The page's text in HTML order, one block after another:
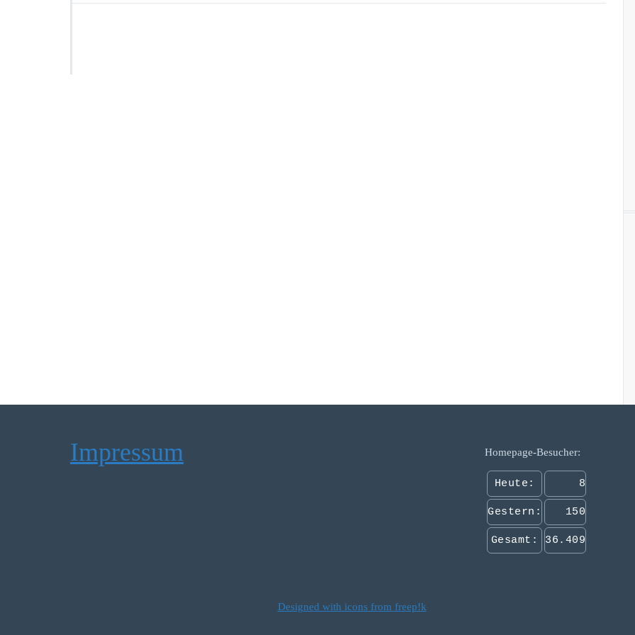
Impressum Homepage-Besucher:
Heute: 8
Gestern: 150
Gesamt: 36.409
Designed with icons from freep!k